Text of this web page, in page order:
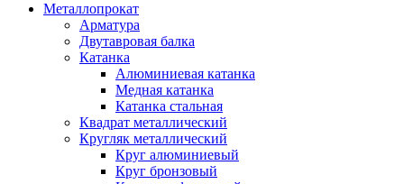
Металлопрокат
Арматура
Двутавровая балка
Катанка
Алюминиевая катанка
Медная катанка
Катанка стальная
Квадрат металлический
Кругляк металлический
Круг алюминиевый
Круг бронзовый